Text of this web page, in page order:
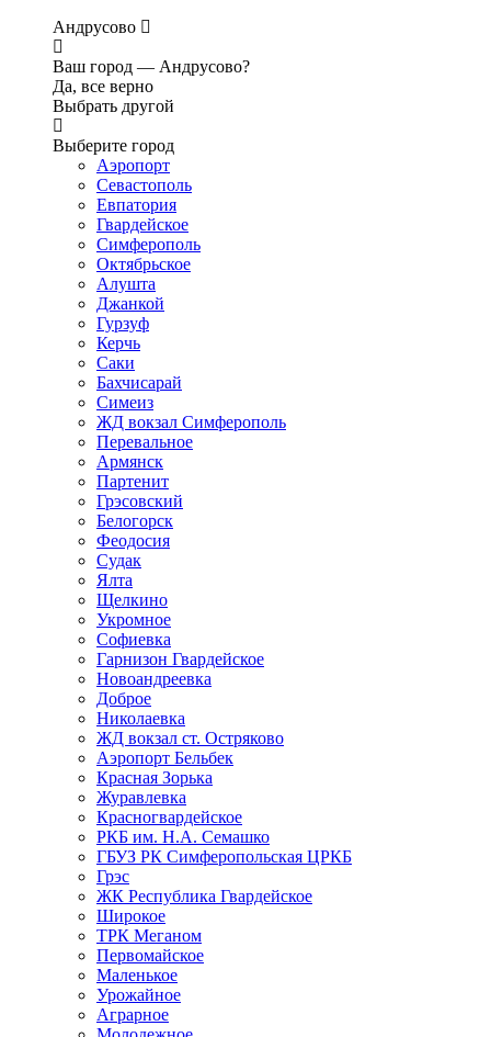
Андрусово
Ваш город — Андрусово?
Да, все верно
Выбрать другой
Выберите город
Аэропорт
Севастополь
Евпатория
Гвардейское
Симферополь
Октябрьское
Алушта
Джанкой
Гурзуф
Керчь
Саки
Бахчисарай
Симеиз
ЖД вокзал Симферополь
Перевальное
Армянск
Партенит
Грэсовский
Белогорск
Феодосия
Судак
Ялта
Щелкино
Укромное
Софиевка
Гарнизон Гвардейское
Новоандреевка
Доброе
Николаевка
ЖД вокзал ст. Остряково
Аэропорт Бельбек
Красная Зорька
Журавлевка
Красногвардейское
РКБ им. Н.А. Семашко
ГБУЗ РК Симферопольская ЦРКБ
Грэс
ЖК Республика Гвардейское
Широкое
ТРК Меганом
Первомайское
Маленькое
Урожайное
Аграрное